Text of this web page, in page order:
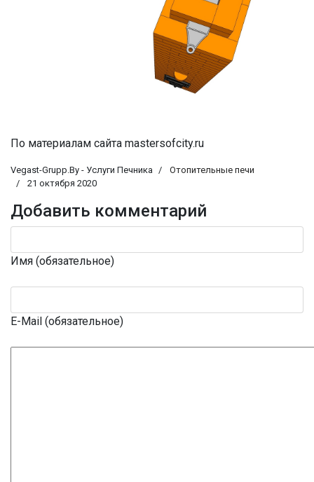
По материалам сайта mastersofcity.ru
Vegast-Grupp.By - Услуги Печника
Отопительные печи
21 октября 2020
Добавить комментарий
Имя (обязательное)
E-Mail (обязательное)